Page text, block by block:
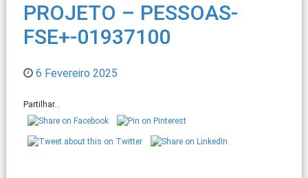
PROJETO – PESSOAS-
FSE+-01937100
6 Fevereiro 2025
Partilhar...